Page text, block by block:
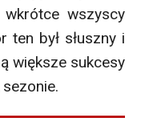
wszyscy
ten był słuszny i
większe sukcesy